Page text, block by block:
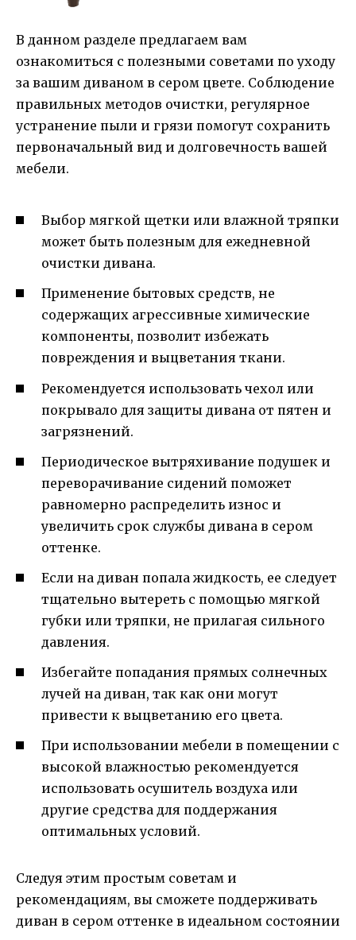
В данном разделе предлагаем вам
ознакомиться с полезными советами по уходу
за вашим диваном в сером цвете. Соблюдение
правильных методов очистки, регулярное
устранение пыли и грязи помогут сохранить
первоначальный вид и долговечность вашей
мебели.
Выбор мягкой щетки или влажной тряпки
может быть полезным для ежедневной
очистки дивана.
Применение бытовых средств, не
содержащих агрессивные химические
компоненты, позволит избежать
повреждения и выцветания ткани.
Рекомендуется использовать чехол или
покрывало для защиты дивана от пятен и
загрязнений.
Периодическое вытряхивание подушек и
переворачивание сидений поможет
равномерно распределить износ и
увеличить срок службы дивана в сером
оттенке.
Если на диван попала жидкость, ее следует
тщательно вытереть с помощью мягкой
губки или тряпки, не прилагая сильного
давления.
Избегайте попадания прямых солнечных
лучей на диван, так как они могут
привести к выцветанию его цвета.
При использовании мебели в помещении с
высокой влажностью рекомендуется
использовать осушитель воздуха или
другие средства для поддержания
оптимальных условий.
Следуя этим простым советам и
рекомендациям, вы сможете поддерживать
диван в сером оттенке в идеальном состоянии